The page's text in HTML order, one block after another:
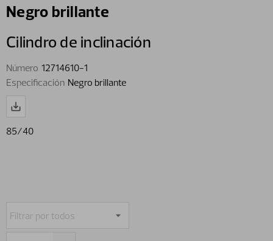
Negro brillante
Cilindro de inclinación
Número 12714610-1
Especificación Negro brillante
85/40